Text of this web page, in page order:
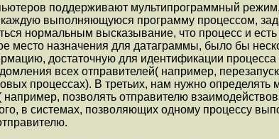
поддерживают мультипрограммный
выполняющуюся программу процессом,
нормальным высказывание, что процесс и
место назначения для датаграммы, было бы
достаточную для идентификации
всех отправителей( напpимеp,
процессах). В третьих, нам нужно
позволять отправителю
в системах, позволяющих одному процессу